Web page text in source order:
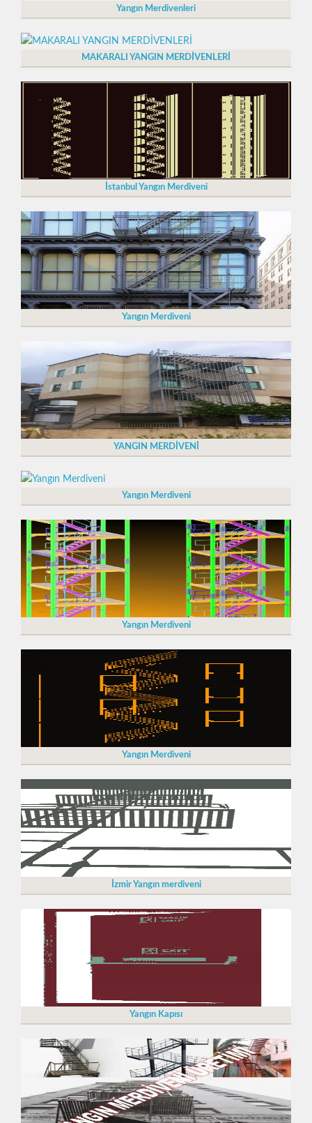
Yangın Merdivenleri
MAKARALI YANGIN MERDİVENLERİ
İstanbul Yangın Merdiveni
Yangın Merdiveni
YANGIN MERDİVENİ
Yangın Merdiveni
Yangın Merdiveni
Yangın Merdiveni
İzmir Yangın merdiveni
Yangın Kapısı